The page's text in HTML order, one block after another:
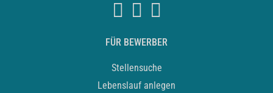
FÜR BEWERBER
Stellensuche
Lebenslauf anlegen